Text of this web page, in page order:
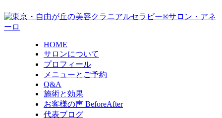
HOME
サロンについて
プロフィール
メニューとご予約
Q&A
施術と効果
お客様の声 BeforeAfter
代表ブログ